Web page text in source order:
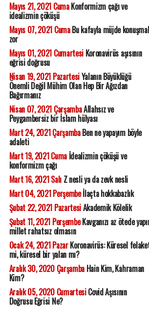
Mayıs 21, 2021 CumaKonformizm çağı ve
idealizmin çöküşü
Mayıs 07, 2021 CumaBu kafayla müjde
zor
Mayıs 01, 2021 CumartesiKoronavirüs aşısının
eğrisi doğrusu
Nisan 19, 2021 PazartesiYalanın Büyüklüğü
Önemli Değil Mühim Olan Hep Bir Ağızdan
Bağırmanız
Nisan 07, 2021 ÇarşambaAllahsız ve
Peygambersiz bir İslam hülyası
Mart 24, 2021 ÇarşambaBen ne yapayım böyle
adaleti
Mart 19, 2021 Cumaİdealizmin çöküşü ve
konformizm çağı
Mart 16, 2021 SalıZ nesli ya da zevk nesli
Mart 04, 2021 Perşembeİlaçta hokkabazlık
Şubat 22, 2021 PazartesiAkademik Kölelik
Şubat 11, 2021 PerşembeKavganızı az ötede
millet rahatsız olmasın
Ocak 24, 2021 PazarKoronavirüs: Küresel
mi, küresel bir yalan mı?
Aralık 30, 2020 ÇarşambaHain Kim, Kahraman
Kim?
Aralık 05, 2020 CumartesiCovid Aşısının
Doğrusu Eğrisi Ne?